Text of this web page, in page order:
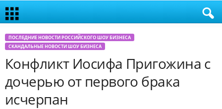
ПОСЛЕДНИЕ НОВОСТИ РОССИЙСКОГО ШОУ БИЗНЕСА
СКАНДАЛЬНЫЕ НОВОСТИ ШОУ БИЗНЕСА
Конфликт Иосифа Пригожина с
дочерью от первого брака
исчерпан